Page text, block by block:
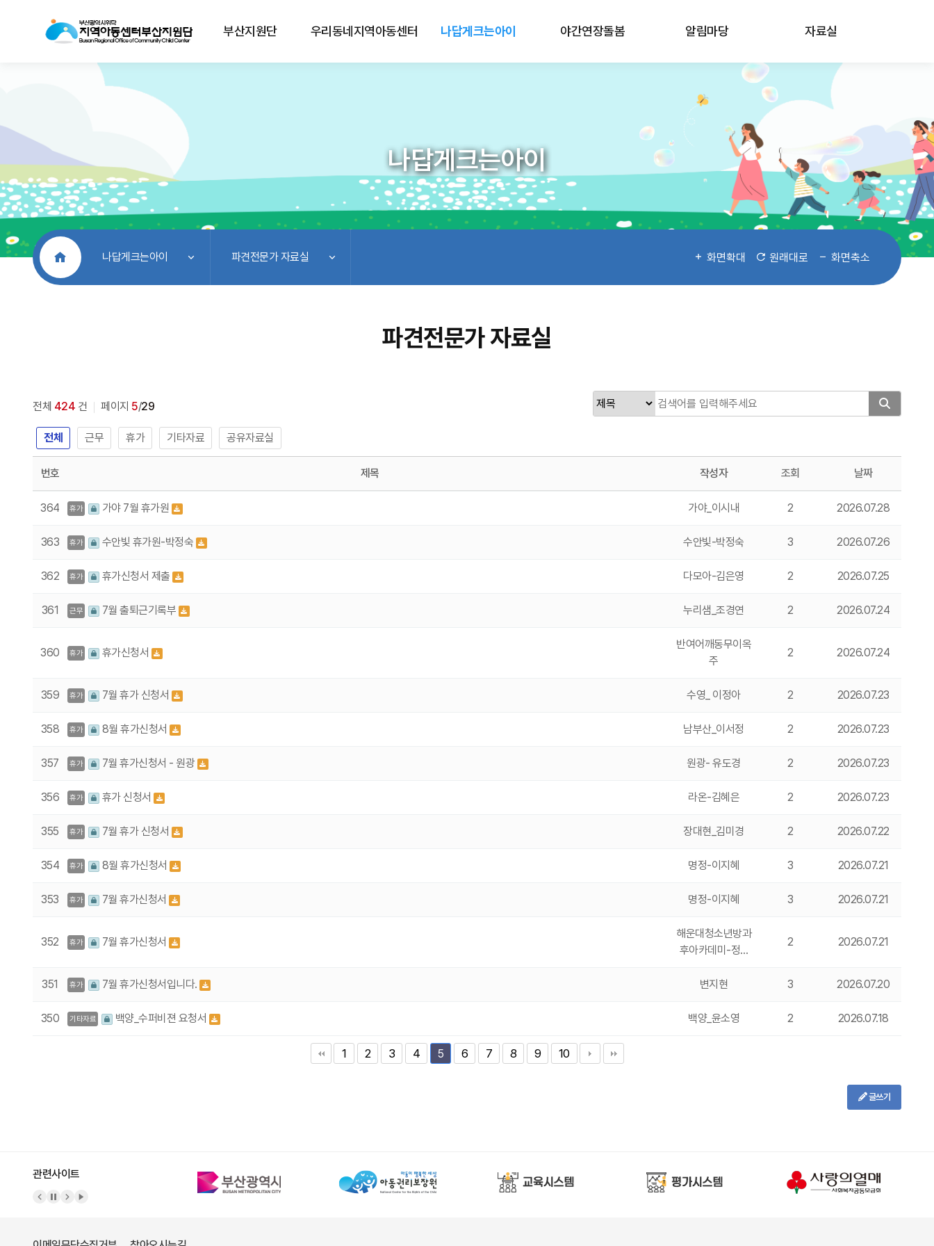
부산지원단 우리동네지역아동센터 나답게크는아이 야간연장돌봄 알림마당 자료실
나답게크는아이
처음으로나답게크는아이 파견전문가 자료실 화면확대 원래대로 화면축소
파견전문가 자료실
전체 424 건 페이지 5/29
전체 근무 휴가 기타자료 공유자료실
번호 제목 작성자 조회 날짜
364 휴가 가야 7월 휴가원 가야_이시내 2 2026.07.28
363 휴가 수안빛 휴가원-박정숙 수안빛-박정숙 3 2026.07.26
362 휴가 휴가신청서 제출 다모아-김은영 2 2026.07.25
361 근무 7월 출퇴근기록부 누리샘_조경연 2 2026.07.24
360 휴가 휴가신청서
반여어깨동무이옥
주
2 2026.07.24
359 휴가 7월 휴가 신청서 수영_ 이정아 2 2026.07.23
358 휴가 8월 휴가신청서 남부산_이서정 2 2026.07.23
357 휴가 7월 휴가신청서 - 원광 원광- 유도경 2 2026.07.23
356 휴가 휴가 신청서 라온-김혜은 2 2026.07.23
355 휴가 7월 휴가 신청서 장대현_김미경 2 2026.07.22
354 휴가 8월 휴가신청서 명정-이지혜 3 2026.07.21
353 휴가 7월 휴가신청서 명정-이지혜 3 2026.07.21
352 휴가 7월 휴가신청서
해운대청소년방과
후아카데미-정…
2 2026.07.21
351 휴가 7월 휴가신청서입니다. 변지현 3 2026.07.20
350 기타자료 백양_수퍼비젼 요청서 백양_윤소영 2 2026.07.18
1 2 3 4 5 6 7 8 9 10
글쓰기
관련사이트